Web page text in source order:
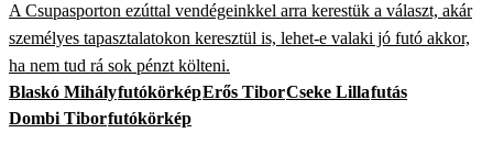
A Csupasporton ezúttal vendégeinkkel arra kerestük a választ, akár
személyes tapasztalatokon keresztül is, lehet-e valaki jó futó akkor,
ha nem tud rá sok pénzt költeni.
Blaskó MihályfutókörképErős TiborCseke Lillafutás
Dombi Tiborfutókörkép